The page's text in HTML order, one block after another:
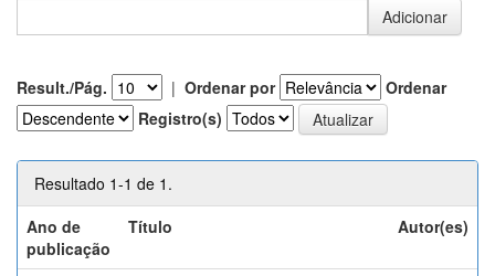
Result./Pág. | Ordenar por
Ordenar
Registro(s)
Resultado 1-1 de 1.
Ano de
publicação
Título Autor(es)